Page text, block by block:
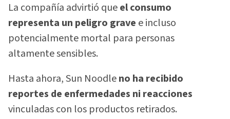
La compañía advirtió queel consumo
representa un peligro grave e incluso
potencialmente mortal para personas
altamente sensibles.
Hasta ahora, Sun Noodleno ha recibido
reportes de enfermedades ni reacciones
vinculadas con los productos retirados.